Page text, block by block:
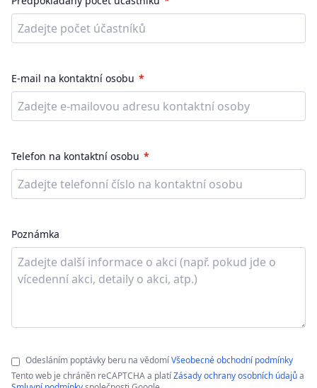
E-mail na kontaktní osobu
Telefon na kontaktní osobu
Poznámka
Odesláním poptávky beru na vědomíVšeobecné obchodní podmínky
Tento web je chráněn reCAPTCHA a platíZásady ochrany osobních údajůa